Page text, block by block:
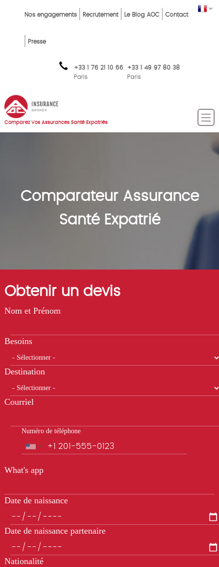
FR
Top
FR
Nos engagements Recrutement Le Blog AOC Contact
Presse
+33 1 76 21 10 66
Paris
+33 1 49 97 80 38
Paris
Comparez Vos Assurances Santé Expatriés
Comparateur Assurance
Santé Expatrié
Obtenir un devis
Nom et Prénom
Besoins
Destination
Courriel
Numéro de téléphone
Téléphone
What's app
Date de naissance
Date de naissance partenaire
Nationalité